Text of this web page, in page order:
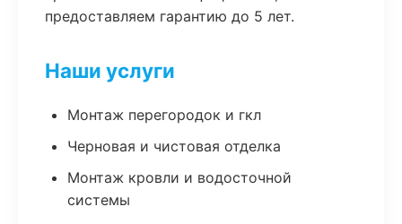
предоставляем гарантию до 5 лет.
Наши услуги
Монтаж перегородок и гкл
Черновая и чистовая отделка
Монтаж кровли и водосточной
системы